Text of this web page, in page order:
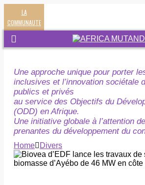
LA
COMMUNAUTE
Une approche unique pour porter
inclusives et l’innovation sociétale
publics et privés
au service des Objectifs du
(ODD) en Afrique.
Une initiative globale à l’attention
prenantes du développement du
Home Divers